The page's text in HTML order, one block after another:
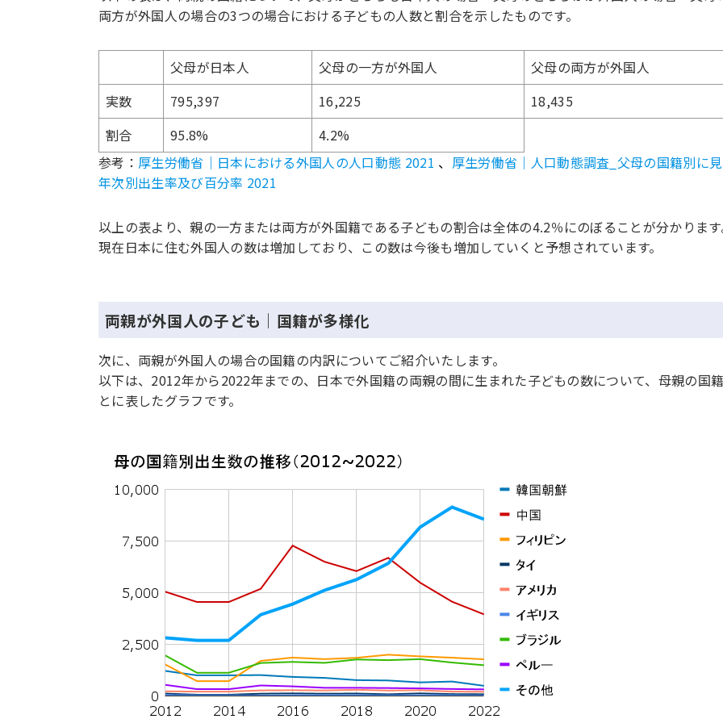
両方が外国人の場合の3つの場合における子どもの人数と割合を示したものです。
父母が日本人 父母の一方が外国人
父母の両方が外国人
実数
795,397 16,225
18,435
割合
95.8%
4.2%
参考： 厚生労働省｜日本における外国人の人口動態 2021 、 厚生労働省｜人口動態調査_父母の国籍別に
年次別出生率及び百分率 2021
以上の表より、親の一方または両方が外国籍である子どもの割合は全体の4.2％にのぼることが分かりま
現在日本に住む外国人の数は増加しており、この数は今後も増加していくと予想されています。
両親が外国人の子ども｜国籍が多様化
次に、両親が外国人の場合の国籍の内訳についてご紹介いたします。
以下は、2012年から2022年までの、日本で外国籍の両親の間に生まれた子どもの数について、母親の国
とに表したグラフです。